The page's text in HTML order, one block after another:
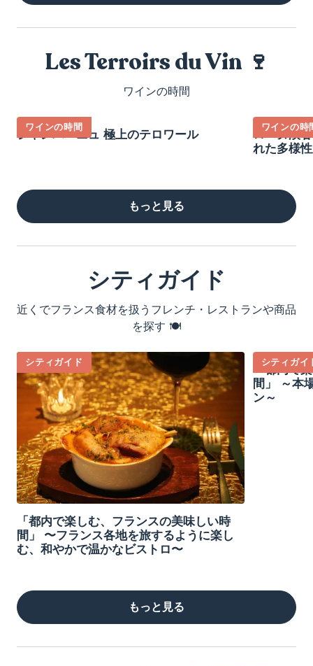
Les Terroirs du Vin 🍷
ワインの時間
ワインの時間
シャンパーニュ 極上のテロワール
ワインの時
ローヌ渓
れた多様
もっと見る
シティガイド
近くでフランス食材を扱うフレンチ・レストランや商品
を探す 🍽️
シティガイド
「都内で楽しむ、フランスの美味しい時
間」 〜フランス各地を旅するように楽し
む、和やかで温かなビストロ〜
シティガイ
「都内で
間」 ～本
ン～
もっと見る